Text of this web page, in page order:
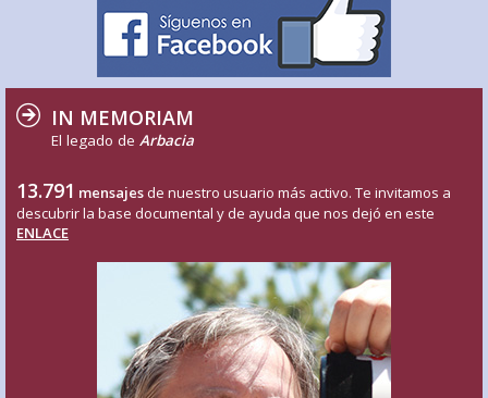
IN MEMORIAM
El legado de Arbacia
13.791 mensajes de nuestro usuario más activo. Te invitamos a
descubrir la base documental y de ayuda que nos dejó en este
ENLACE